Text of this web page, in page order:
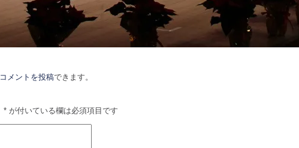
コメントを投稿できます。
* が付いている欄は必須項目です